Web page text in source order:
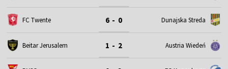
FC Twente 6 - 0 Dunajska Streda
Beitar Jerusalem 1 - 2 Austria Wiedeń